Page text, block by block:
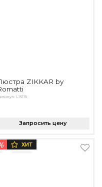
ZIKKAR by
L16119
Запросить цену
ХИТ